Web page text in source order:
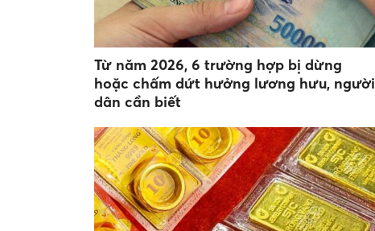
Từ năm 2026, 6 trường hợp bị dừng
hoặc chấm dứt hưởng lương hưu, người
dân cần biết